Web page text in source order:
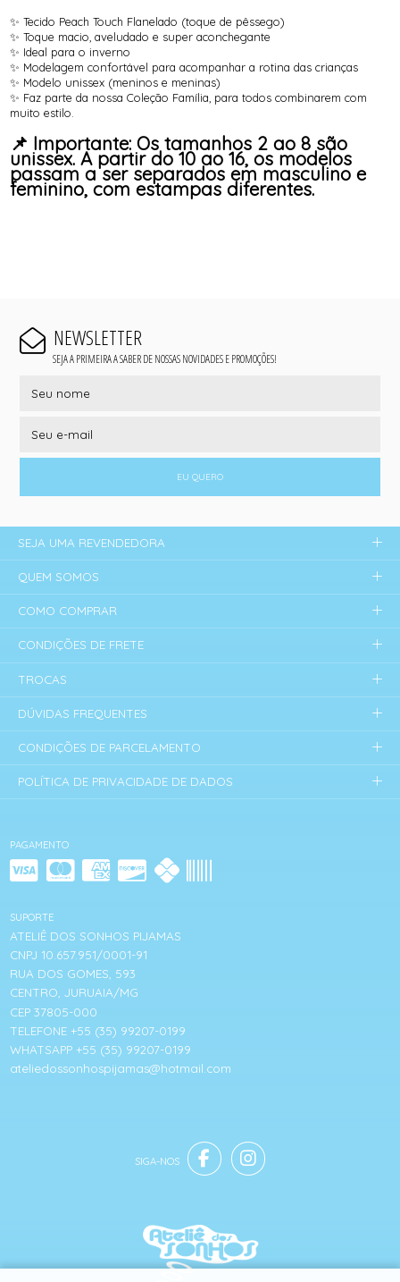
✨ Tecido Peach Touch Flanelado (toque de pêssego)
✨ Toque macio, aveludado e super aconchegante
✨ Ideal para o inverno
✨ Modelagem confortável para acompanhar a rotina das crianças
✨ Modelo unissex (meninos e meninas)
✨ Faz parte da nossa Coleção Família, para todos combinarem com
muito estilo.
📌 Importante: Os tamanhos 2 ao 8 são
unissex. A partir do 10 ao 16, os modelos
passam a ser separados em masculino e
feminino, com estampas diferentes.
NEWSLETTER
SEJA A PRIMEIRA A SABER DE NOSSAS NOVIDADES E PROMOÇÕES!
EU QUERO
PAGAMENTO
SUPORTE
ATELIÊ DOS SONHOS PIJAMAS
CNPJ 10.657.951/0001-91
RUA DOS GOMES, 593
CENTRO, JURUAIA/MG
CEP 37805-000
TELEFONE +55 (35) 99207-0199
WHATSAPP +55 (35) 99207-0199
ateliedossonhospijamas@hotmail.com
SEJA UMA REVENDEDORA
QUEM SOMOS
COMO COMPRAR
CONDIÇÕES DE FRETE
TROCAS
DÚVIDAS FREQUENTES
CONDIÇÕES DE PARCELAMENTO
POLÍTICA DE PRIVACIDADE DE DADOS